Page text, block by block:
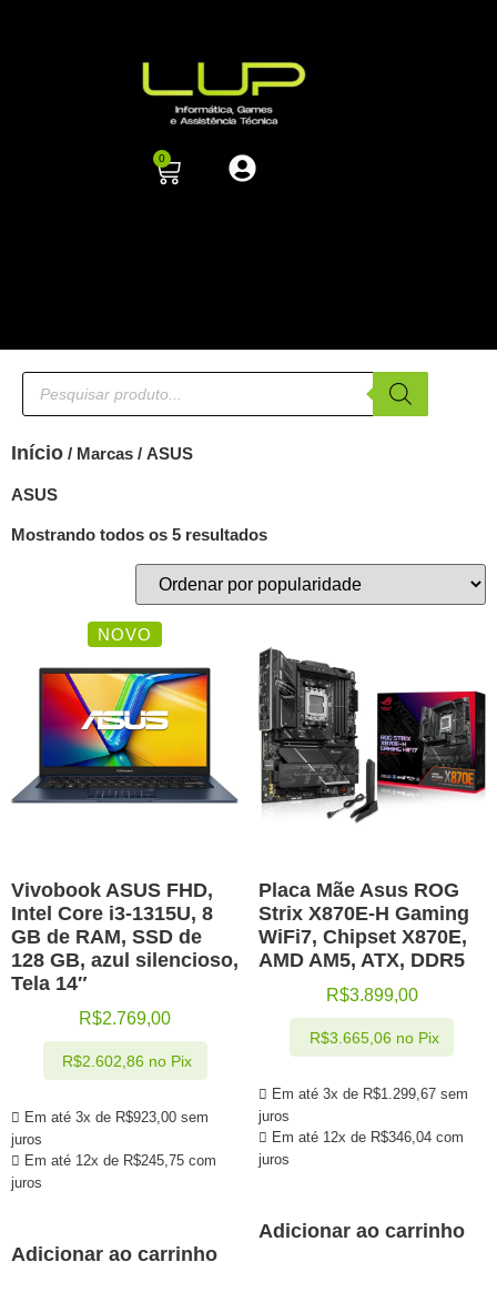
0
Início / Marcas / ASUS
ASUS
Mostrando todos os 5 resultados
NOVO
Vivobook ASUS FHD,
Intel Core i3-1315U, 8
GB de RAM, SSD de
128 GB, azul silencioso,
Tela 14″
R$2.769,00
Em até 3x de R$923,00 sem
juros
Em até 12x de R$245,75 com
juros
R$2.602,86 no Pix
Adicionar ao carrinho
Placa Mãe Asus ROG
Strix X870E-H Gaming
WiFi7, Chipset X870E,
AMD AM5, ATX, DDR5
R$3.899,00
Em até 3x de R$1.299,67sem
juros
Em até 12x de R$346,04com
juros
R$3.665,06 no Pix
Adicionar ao carrinho